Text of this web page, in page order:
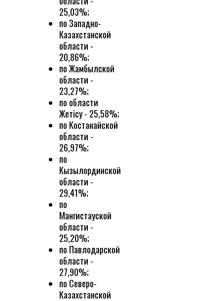
25,03%;
по Западно-
Казахстанской
области -
20,86%;
по Жамбылской
области -
23,27%;
по области
Жетісу - 25,58%;
по Костанайской
области -
26,97%;
по
Кызылординской
области -
29,41%;
по
Мангистауской
области -
25,20%;
по Павлодарской
области -
27,90%;
по Северо-
Казахстанской